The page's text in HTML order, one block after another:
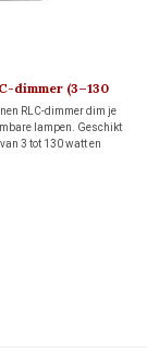
dimmer (3–130
RLC-dimmer dim je
lampen. Geschikt
3 tot 130 watt en
7 tot 350 watt. Dankzij